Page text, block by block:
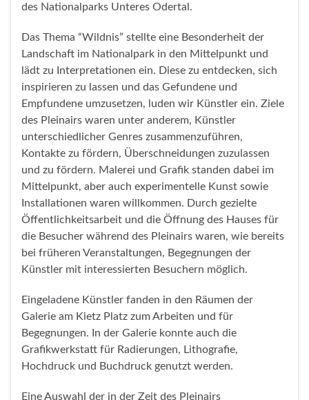
des Nationalparks Unteres Odertal.
Das Thema “Wildnis” stellte eine Besonderheit der
Landschaft im Nationalpark in den Mittelpunkt und
lädt zu Interpretationen ein. Diese zu entdecken, sich
inspirieren zu lassen und das Gefundene und
Empfundene umzusetzen, luden wir Künstler ein. Ziele
des Pleinairs waren unter anderem, Künstler
unterschiedlicher Genres zusammenzuführen,
Kontakte zu fördern, Überschneidungen zuzulassen
und zu fördern. Malerei und Grafik standen dabei im
Mittelpunkt, aber auch experimentelle Kunst sowie
Installationen waren willkommen. Durch gezielte
Öffentlichkeitsarbeit und die Öffnung des Hauses für
die Besucher während des Pleinairs waren, wie bereits
bei früheren Veranstaltungen, Begegnungen der
Künstler mit interessierten Besuchern möglich.
Eingeladene Künstler fanden in den Räumen der
Galerie am Kietz Platz zum Arbeiten und für
Begegnungen. In der Galerie konnte auch die
Grafikwerkstatt für Radierungen, Lithografie,
Hochdruck und Buchdruck genutzt werden.
Eine Auswahl der in der Zeit des Pleinairs